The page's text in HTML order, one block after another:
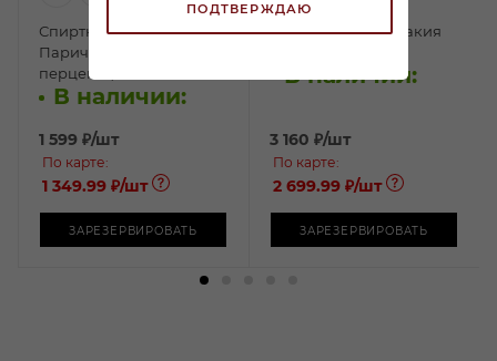
ПОДТВЕРЖДАЮ
Спиртной напиток
Паричи №1 Мед с
перцем 0,5л
В наличии:
1 599 ₽/шт
По карте:
1 349.99 ₽/шт
ЗАРЕЗЕРВИРОВАТЬ
Водка плодовая Ракия
В наличии:
3 160 ₽/шт
По карте:
2 699.99 ₽/шт
ЗАРЕЗЕРВИРОВАТЬ